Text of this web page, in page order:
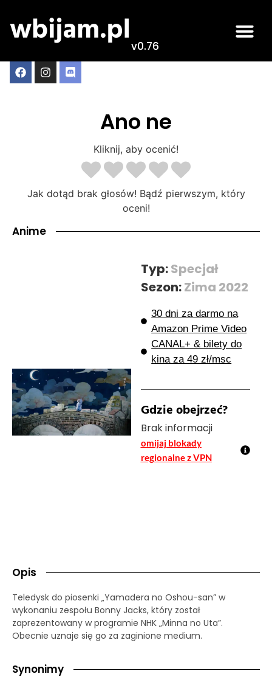
v0.76
Ano ne
Kliknij, aby ocenić!
Jak dotąd brak głosów! Bądź pierwszym, który
oceni!
Anime
Typ:Specjał
Sezon:Zima 2022
30 dni za darmo na
Amazon Prime Video
CANAL+ & bilety do
kina za 49 zł/msc
Gdzie obejrzeć?
Brak informacji
omijaj blokady
regionalne z VPN
Opis
Teledysk do piosenki „Yamadera no Oshou-san” w
wykonaniu zespołu Bonny Jacks, który został
zaprezentowany w programie NHK „Minna no Uta”.
Obecnie uznaje się go za zaginione medium.
Synonimy